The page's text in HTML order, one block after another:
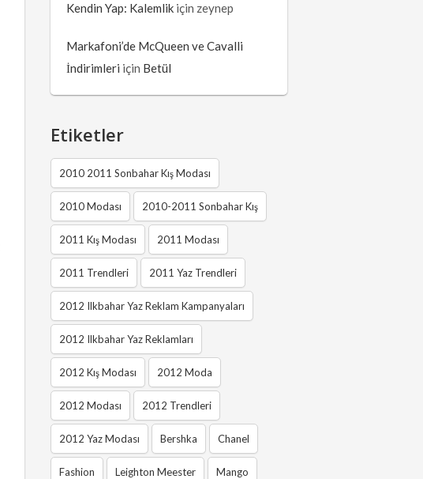
Kendin Yap: Kalemlik için zeynep
Markafoni’de McQueen ve Cavalli
İndirimleri için Betül
Etiketler
2010 2011 Sonbahar Kış Modası
2010 Modası 2010-2011 Sonbahar Kış
2011 Kış Modası 2011 Modası
2011 Trendleri 2011 Yaz Trendleri
2012 Ilkbahar Yaz Reklam Kampanyaları
2012 Ilkbahar Yaz Reklamları
2012 Kış Modası 2012 Moda
2012 Modası 2012 Trendleri
2012 Yaz Modası Bershka Chanel
Fashion Leighton Meester Mango